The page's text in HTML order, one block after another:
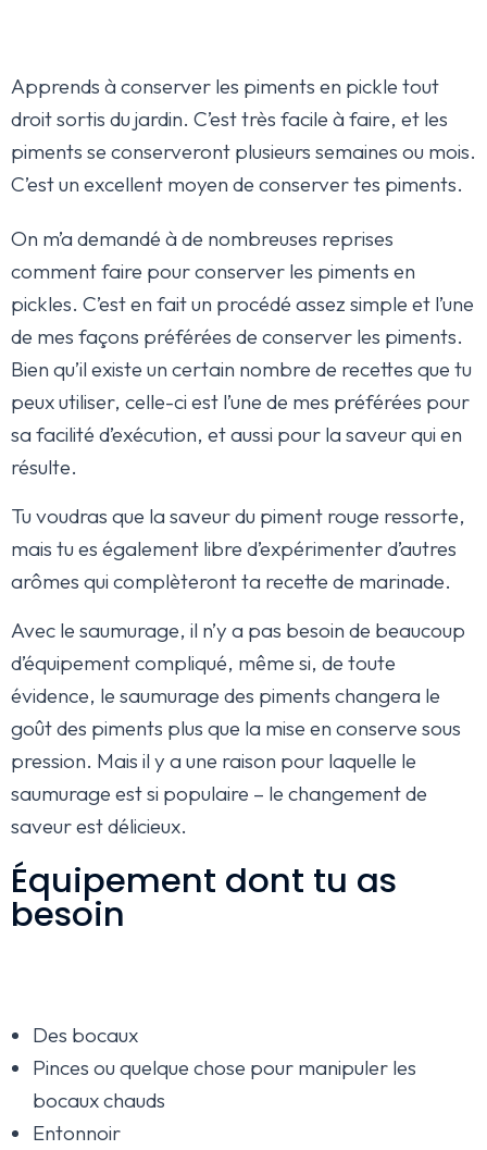
Apprends à conserver les piments en pickle tout
droit sortis du jardin. C’est très facile à faire, et les
piments se conserveront plusieurs semaines ou mois.
C’est un excellent moyen de conserver tes piments.
On m’a demandé à de nombreuses reprises
comment faire pour conserver les piments en
pickles. C’est en fait un procédé assez simple et l’une
de mes façons préférées de conserver les piments.
Bien qu’il existe un certain nombre de recettes que tu
peux utiliser, celle-ci est l’une de mes préférées pour
sa facilité d’exécution, et aussi pour la saveur qui en
résulte.
Tu voudras que la saveur du piment rouge ressorte,
mais tu es également libre d’expérimenter d’autres
arômes qui complèteront ta recette de marinade.
Avec le saumurage, il n’y a pas besoin de beaucoup
d’équipement compliqué, même si, de toute
évidence, le saumurage des piments changera le
goût des piments plus que la mise en conserve sous
pression. Mais il y a une raison pour laquelle le
saumurage est si populaire – le changement de
saveur est délicieux.
Équipement dont tu as
besoin
Des bocaux
Pinces ou quelque chose pour manipuler les
bocaux chauds
Entonnoir